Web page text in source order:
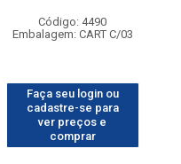
Código: 4490
Embalagem: CART C/03
Faça seu login ou
cadastre-se para
ver preços e
comprar